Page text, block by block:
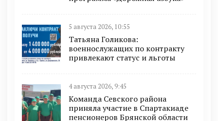
5 августа 2026, 10:55
Татьяна Голикова:
военнослужащих по контракту
привлекают статус и льготы
4 августа 2026, 9:45
Команда Севского района
приняла участие в Спартакиаде
пенсионеров Брянской области